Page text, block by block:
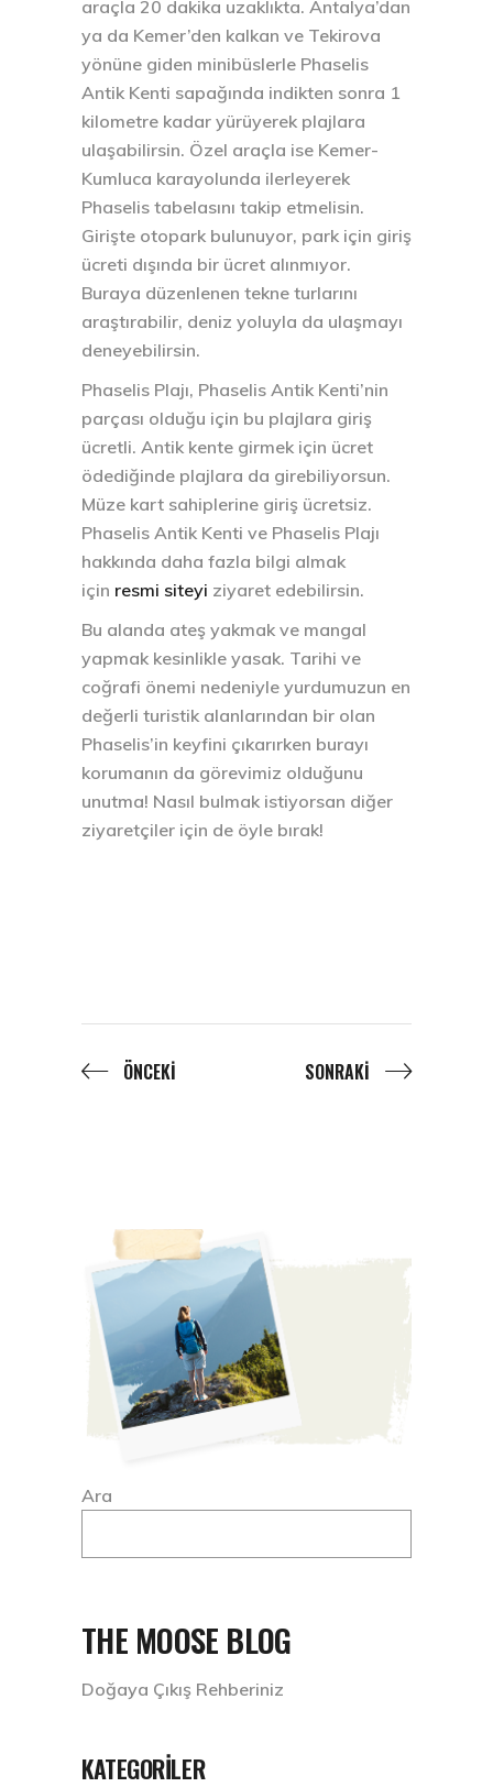
araçla 20 dakika uzaklıkta. Antalya’dan
ya da Kemer’den kalkan ve Tekirova
yönüne giden minibüslerle Phaselis
Antik Kenti sapağında indikten sonra 1
kilometre kadar yürüyerek plajlara
ulaşabilirsin. Özel araçla ise Kemer-
Kumluca karayolunda ilerleyerek
Phaselis tabelasını takip etmelisin.
Girişte otopark bulunuyor, park için giriş
ücreti dışında bir ücret alınmıyor.
Buraya düzenlenen tekne turlarını
araştırabilir, deniz yoluyla da ulaşmayı
deneyebilirsin.
Phaselis Plajı, Phaselis Antik Kenti’nin
parçası olduğu için bu plajlara giriş
ücretli. Antik kente girmek için ücret
ödediğinde plajlara da girebiliyorsun.
Müze kart sahiplerine giriş ücretsiz.
Phaselis Antik Kenti ve Phaselis Plajı
hakkında daha fazla bilgi almak
için resmi siteyi ziyaret edebilirsin.
Bu alanda ateş yakmak ve mangal
yapmak kesinlikle yasak. Tarihi ve
coğrafi önemi nedeniyle yurdumuzun en
değerli turistik alanlarından bir olan
Phaselis’in keyfini çıkarırken burayı
korumanın da görevimiz olduğunu
unutma! Nasıl bulmak istiyorsan diğer
ziyaretçiler için de öyle bırak!
ÖNCEKI SONRAKI
Ara
THE MOOSE BLOG
Doğaya Çıkış Rehberiniz
KATEGORILER